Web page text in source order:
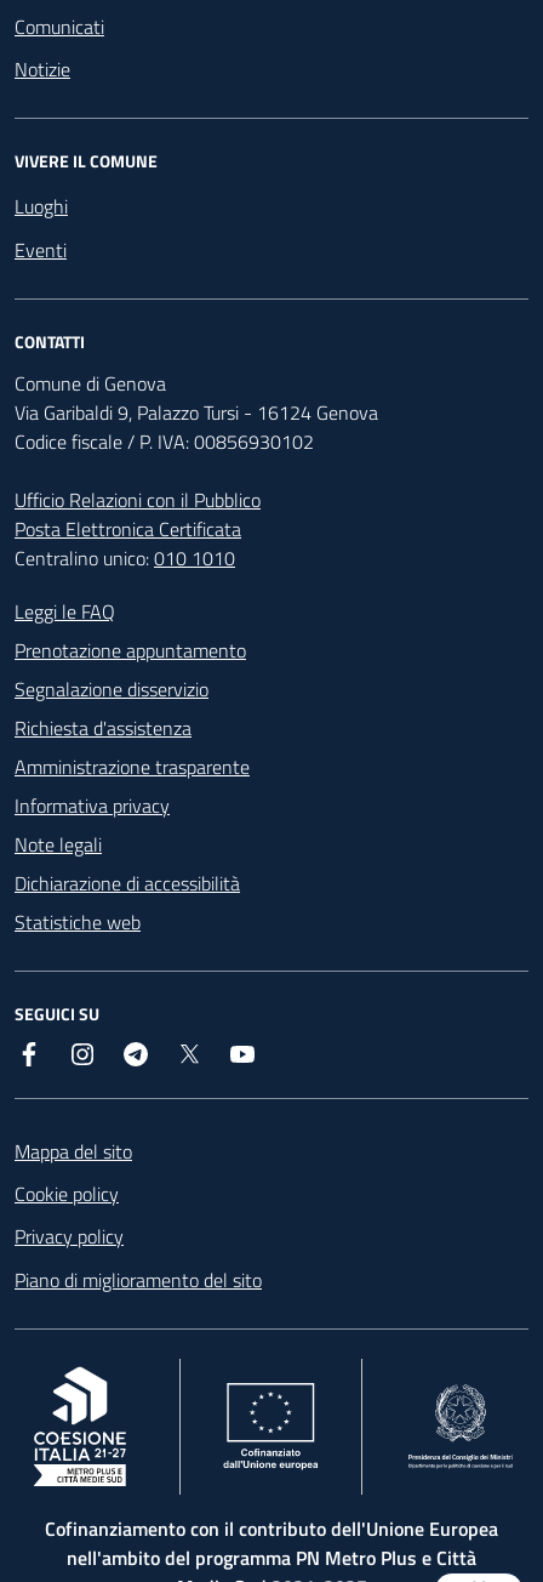
Comunicati
Notizie
VIVERE IL COMUNE
Luoghi
Eventi
CONTATTI
Comune di Genova
Via Garibaldi 9, Palazzo Tursi - 16124 Genova
Codice fiscale / P. IVA: 00856930102
Ufficio Relazioni con il Pubblico
Posta Elettronica Certificata
Centralino unico:010 1010
Footer - Contatti
Leggi le FAQ
Prenotazione appuntamento
Segnalazione disservizio
Richiesta d'assistenza
Amministrazione trasparente
Informativa privacy
Note legali
Dichiarazione di accessibilità
Statistiche web
SEGUICI SU
Facebook InstagramTelegram
Mappa del sito
Cookie policy
Privacy policy
Piano di miglioramento del sito
, apre in una nuova scheda
Cofinanziamento con il contributo dell'Unione Europea
nell'ambito del programma PN Metro Plus e Città